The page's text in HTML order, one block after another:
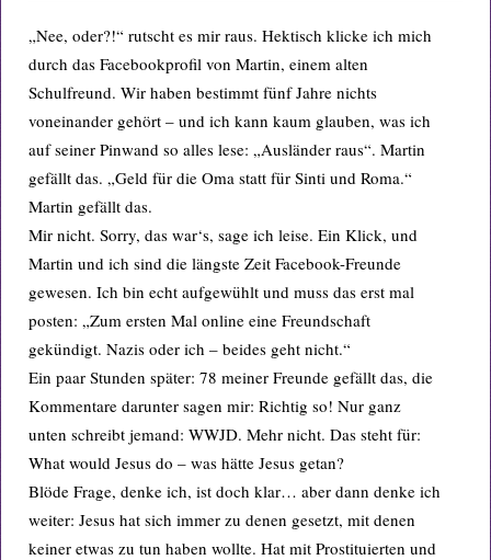
„Nee, oder?!“ rutscht es mir raus. Hektisch klicke ich mich
durch das Facebookprofil von Martin, einem alten
Schulfreund. Wir haben bestimmt fünf Jahre nichts
voneinander gehört – und ich kann kaum glauben, was ich
auf seiner Pinwand so alles lese: „Ausländer raus“. Martin
gefällt das. „Geld für die Oma statt für Sinti und Roma.“
Martin gefällt das.
Mir nicht. Sorry, das war‘s, sage ich leise. Ein Klick, und
Martin und ich sind die längste Zeit Facebook-Freunde
gewesen. Ich bin echt aufgewühlt und muss das erst mal
posten: „Zum ersten Mal online eine Freundschaft
gekündigt. Nazis oder ich – beides geht nicht.“
Ein paar Stunden später: 78 meiner Freunde gefällt das, die
Kommentare darunter sagen mir: Richtig so! Nur ganz
unten schreibt jemand: WWJD. Mehr nicht. Das steht für:
What would Jesus do – was hätte Jesus getan?
Blöde Frage, denke ich, ist doch klar… aber dann denke ich
weiter: Jesus hat sich immer zu denen gesetzt, mit denen
keiner etwas zu tun haben wollte. Hat mit Prostituierten und